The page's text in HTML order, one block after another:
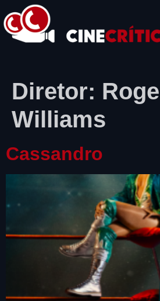
Diretor:
Williams
Cassandro